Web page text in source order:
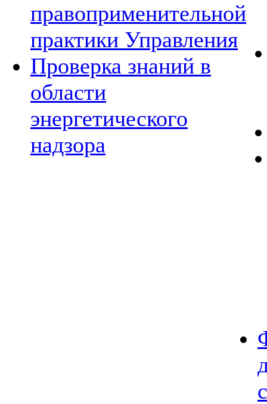
правоприменительной
практики Управления
Проверка знаний в
области
энергетического
надзора